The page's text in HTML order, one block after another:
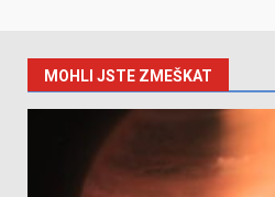
MOHLI JSTE ZMEŠKAT